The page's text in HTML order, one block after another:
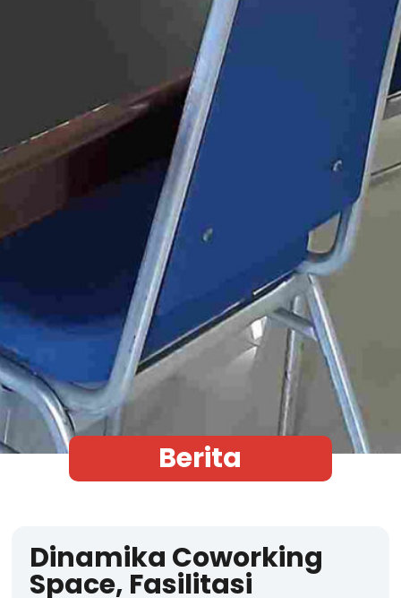
Berita
Dinamika Coworking
Space, Fasilitasi